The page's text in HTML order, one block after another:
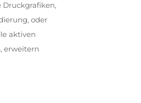
Druckgrafiken,
oder
aktiven
erweitern